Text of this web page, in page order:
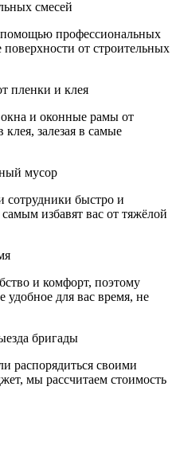
смесей
профессиональных
от строительных
пленки и клея
и оконные рамы от
залезая в самые
мусор
сотрудники быстро и
избавят вас от тяжёлой
и комфорт, поэтому
удобное для вас время, не
бригады
распорядиться своими
мы рассчитаем стоимость